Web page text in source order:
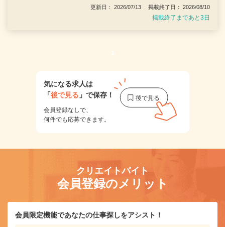
更新日： 2026/07/13 掲載終了日： 2026/08/10
掲載終了まであと3日
1
気になる求人は
「後で見る 」で保存！
会員登録なしで、
何件でも応募できます。
クリエイトバイト
会員登録のメリット
会員限定機能であなたの仕事探しをアシスト！